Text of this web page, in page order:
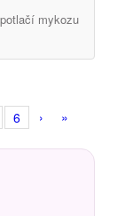
mykozu
6 › »